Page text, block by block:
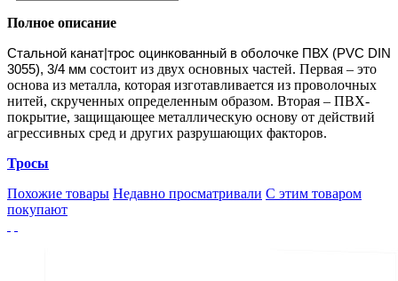
Полное описание
Стальной канат|трос оцинкованный в оболочке ПВХ (PVC DIN
3055), 3/4 мм состоит из двух основных частей. Первая – это
основа из металла, которая изготавливается из проволочных
нитей, скрученных определенным образом. Вторая – ПВХ-
покрытие, защищающее металлическую основу от действий
агрессивных сред и других разрушающих факторов.
Тросы
Похожие товары Недавно просматривали С этим товаром
покупают